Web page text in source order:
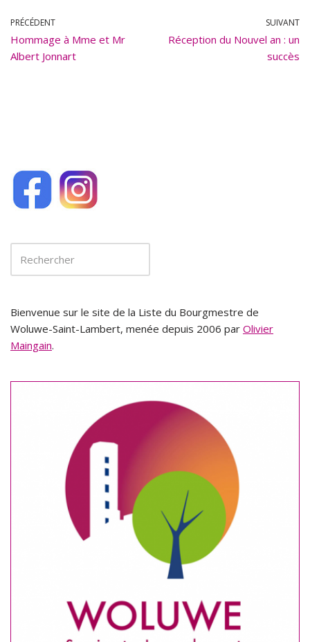
b
o
o
PRÉCÉDENT
Hommage à Mme et Mr
Albert Jonnart
SUIVANT
Réception du Nouvel an : un
succès
Bienvenue sur le site de la Liste du Bourgmestre de
Woluwe-Saint-Lambert, menée depuis 2006 par Olivier
Maingain.